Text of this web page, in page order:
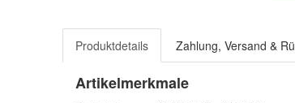
Produktdetails Zahlung, Versand &
Artikelmerkmale